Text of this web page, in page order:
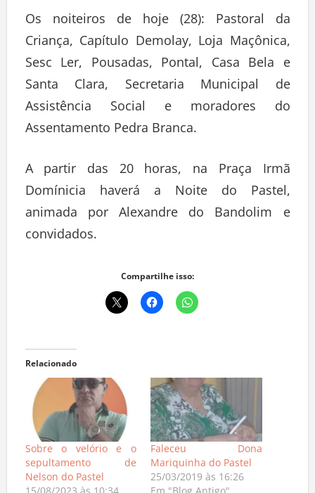
Os noiteiros de hoje (28): Pastoral da
Criança, Capítulo Demolay, Loja Maçônica,
Sesc Ler, Pousadas, Pontal, Casa Bela e
Santa Clara, Secretaria Municipal de
Assistência Social e moradores do
Assentamento Pedra Branca.
A partir das 20 horas, na Praça Irmã
Domínicia haverá a Noite do Pastel,
animada por Alexandre do Bandolim e
convidados.
Compartilhe isso:
Relacionado
Sobre o velório e o
sepultamento de
Nelson do Pastel
Faleceu Dona
Mariquinha do Pastel
25/03/2019 às 16:26